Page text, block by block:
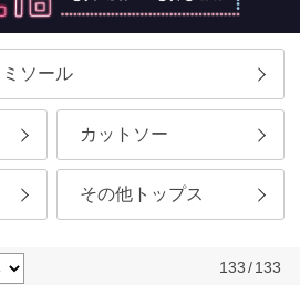
ソール
カットソー
その他トップス
133/133